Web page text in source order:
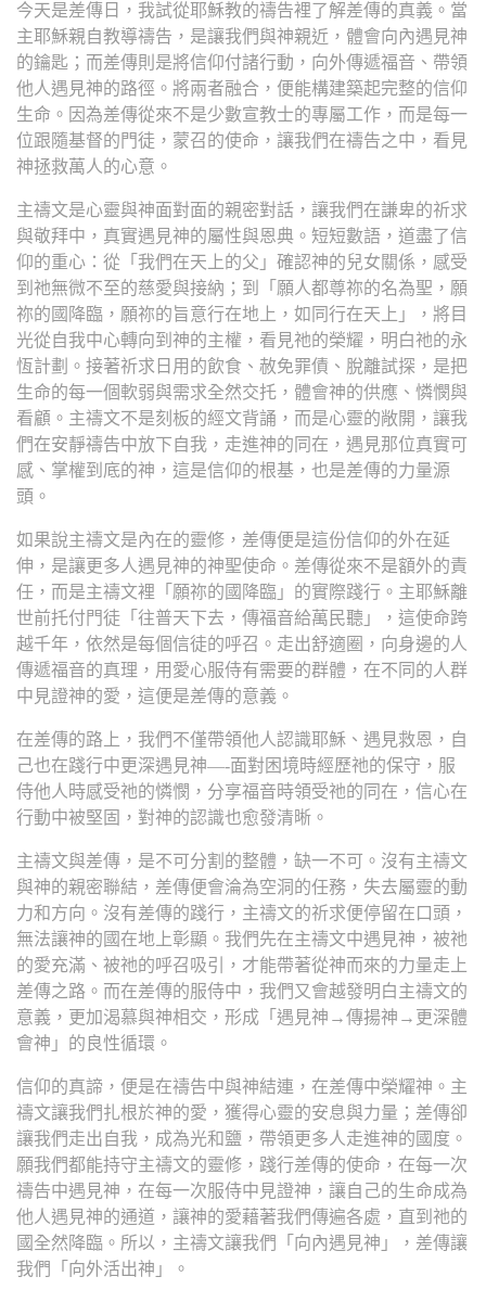
今天是差傳日，我試從耶穌教的禱告裡了解差傳的真義。當
主耶穌親自教導禱告，是讓我們與神親近，體會向內遇見神
的鑰匙；而差傳則是將信仰付諸行動，向外傳遞福音、帶領
他人遇見神的路徑。將兩者融合，便能構建築起完整的信仰
生命。因為差傳從來不是少數宣教士的專屬工作，而是每一
位跟隨基督的門徒，蒙召的使命，讓我們在禱告之中，看見
神拯救萬人的心意。
主禱文是心靈與神面對面的親密對話，讓我們在謙卑的祈求
與敬拜中，真實遇見神的屬性與恩典。短短數語，道盡了信
仰的重心：從「我們在天上的父」確認神的兒女關係，感受
到祂無微不至的慈愛與接納；到「願人都尊祢的名為聖，願
祢的國降臨，願祢的旨意行在地上，如同行在天上」，將目
光從自我中心轉向到神的主權，看見祂的榮耀，明白祂的永
恆計劃。接著祈求日用的飲食、赦免罪債、脫離試探，是把
生命的每一個軟弱與需求全然交托，體會神的供應、憐憫與
看顧。主禱文不是刻板的經文背誦，而是心靈的敞開，讓我
們在安靜禱告中放下自我，走進神的同在，遇見那位真實可
感、掌權到底的神，這是信仰的根基，也是差傳的力量源
頭。
如果說主禱文是內在的靈修，差傳便是這份信仰的外在延
伸，是讓更多人遇見神的神聖使命。差傳從來不是額外的責
任，而是主禱文裡「願祢的國降臨」的實際踐行。主耶穌離
世前托付門徒「往普天下去，傳福音給萬民聽」，這使命跨
越千年，依然是每個信徒的呼召。走出舒適圈，向身邊的人
傳遞福音的真理，用愛心服侍有需要的群體，在不同的人群
中見證神的愛，這便是差傳的意義。
在差傳的路上，我們不僅帶領他人認識耶穌、遇見救恩，自
己也在踐行中更深遇見神—-面對困境時經歷祂的保守，服
侍他人時感受祂的憐憫，分享福音時領受祂的同在，信心在
行動中被堅固，對神的認識也愈發清晰。
主禱文與差傳，是不可分割的整體，缺一不可。沒有主禱文
與神的親密聯結，差傳便會淪為空洞的任務，失去屬靈的動
力和方向。沒有差傳的踐行，主禱文的祈求便停留在口頭，
無法讓神的國在地上彰顯。我們先在主禱文中遇見神，被祂
的愛充滿、被祂的呼召吸引，才能帶著從神而來的力量走上
差傳之路。而在差傳的服侍中，我們又會越發明白主禱文的
意義，更加渴慕與神相交，形成「遇見神→傳揚神→更深體
會神」的良性循環。
信仰的真諦，便是在禱告中與神結連，在差傳中榮耀神。主
禱文讓我們扎根於神的愛，獲得心靈的安息與力量；差傳卻
讓我們走出自我，成為光和鹽，帶領更多人走進神的國度。
願我們都能持守主禱文的靈修，踐行差傳的使命，在每一次
禱告中遇見神，在每一次服侍中見證神，讓自己的生命成為
他人遇見神的通道，讓神的愛藉著我們傳遍各處，直到祂的
國全然降臨。所以，主禱文讓我們「向內遇見神」，差傳讓
我們「向外活出神」。